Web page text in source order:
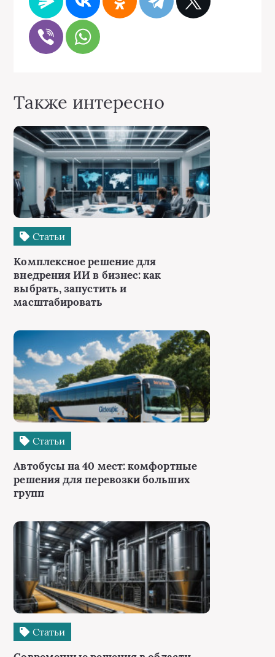
Также интересно
Статьи
Комплексное решение для
внедрения ИИ в бизнес: как
выбрать, запустить и
масштабировать
Статьи
Автобусы на 40 мест: комфортные
решения для перевозки больших
групп
Статьи